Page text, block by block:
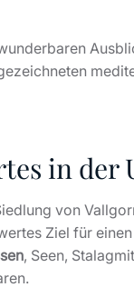
in der
von
Ziel für
, Seen,